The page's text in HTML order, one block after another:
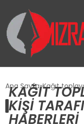
SIYASET
Ana Sayfa Kağıt
KAĞIT
KIŞI
HABERLERI